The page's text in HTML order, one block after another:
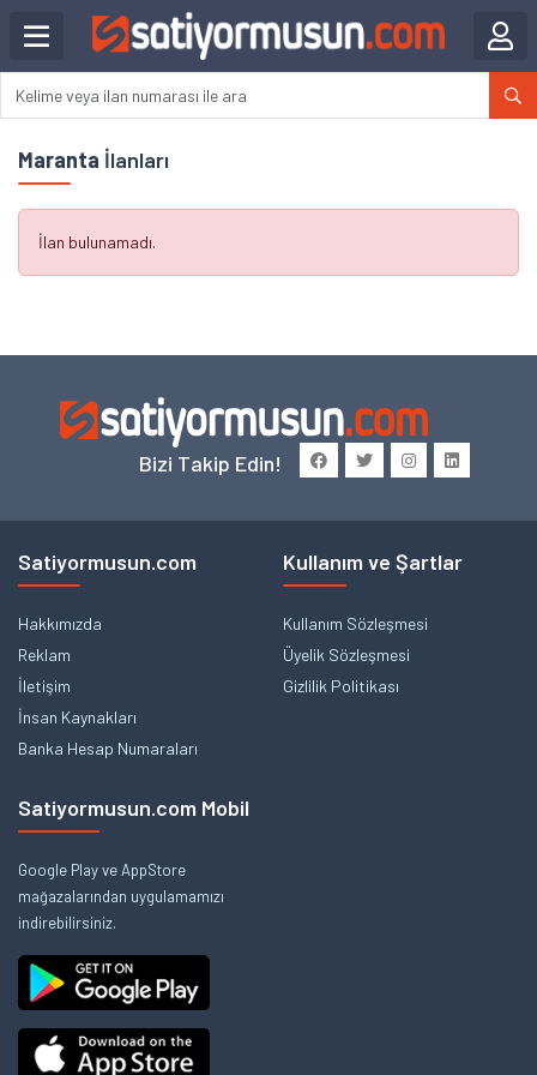
Maranta İlanları
İlan bulunamadı.
Bizi Takip Edin!
Satiyormusun.com
Hakkımızda
Reklam
İletişim
İnsan Kaynakları
Banka Hesap Numaraları
Kullanım ve Şartlar
Kullanım Sözleşmesi
Üyelik Sözleşmesi
Gizlilik Politikası
Satiyormusun.com Mobil
Google Play ve AppStore
mağazalarından uygulamamızı
indirebilirsiniz.